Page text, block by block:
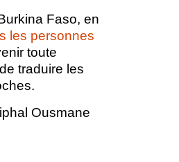
Faso, en
les personnes
toute
traduire les
Ousmane